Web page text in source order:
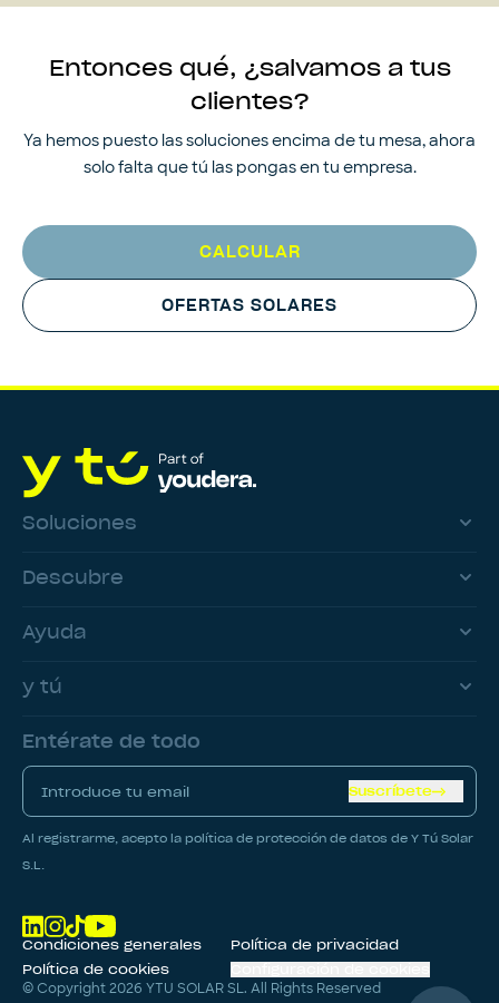
Entonces qué, ¿salvamos a tus
clientes?
Ya hemos puesto las soluciones encima de tu mesa, ahora
solo falta que tú las pongas en tu empresa.
CALCULAR
OFERTAS SOLARES
Soluciones
Descubre
Ayuda
y tú
Entérate de todo
Suscríbete
Al registrarme, acepto la política de protección de datos de Y Tú Solar
S.L.
Condiciones generales
Política de privacidad
Política de cookies
© Copyright2026 YTU SOLAR SL. All Rights Reserved